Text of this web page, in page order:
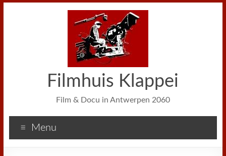
Filmhuis Klappei
Film & Docu in Antwerpen 2060
Menu